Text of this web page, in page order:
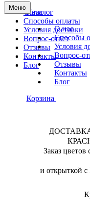
Меню
О нас
Способы оплаты
Условия доставки
Вопрос-ответ
Отзывы
Контакты
Блог
Каталог
О нас
Способы
Условия
Вопрос-
Отзывы
Контакты
Блог
Корзина
Заказ цветов
и открыткой